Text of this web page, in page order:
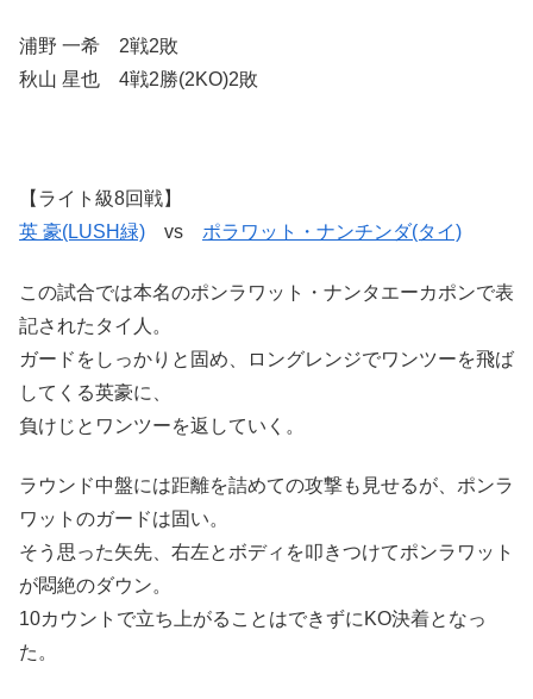
浦野 一希 2戦2敗
秋山 星也 4戦2勝(2KO)2敗
【ライト級8回戦】
英 豪(LUSH緑) vs ポラワット・ナンチンダ(タイ)
この試合では本名のポンラワット・ナンタエーカポンで表
記されたタイ人。
ガードをしっかりと固め、ロングレンジでワンツーを飛ば
してくる英豪に、
負けじとワンツーを返していく。
ラウンド中盤には距離を詰めての攻撃も見せるが、ポンラ
ワットのガードは固い。
そう思った矢先、右左とボディを叩きつけてポンラワット
が悶絶のダウン。
10カウントで立ち上がることはできずにKO決着となっ
た。